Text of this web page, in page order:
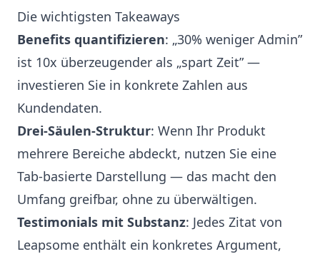
Die wichtigsten Takeaways
Benefits quantifizieren: „30% weniger Admin”
ist 10x überzeugender als „spart Zeit” —
investieren Sie in konkrete Zahlen aus
Kundendaten.
Drei-Säulen-Struktur: Wenn Ihr Produkt
mehrere Bereiche abdeckt, nutzen Sie eine
Tab-basierte Darstellung — das macht den
Umfang greifbar, ohne zu überwältigen.
Testimonials mit Substanz: Jedes Zitat von
Leapsome enthält ein konkretes Argument,